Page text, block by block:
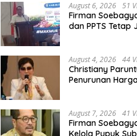
Fahd Arafiq Ungkap Ormas Partai
Golkar Pernah Diaudit: Ada yang
Sudah “Parah”
August 6, 2026 51
Firman
dan PPTS Tetap
August 4, 2026 44
Christiany
Penurunan
August 7, 2026 41
Firman
Kelola Pupuk